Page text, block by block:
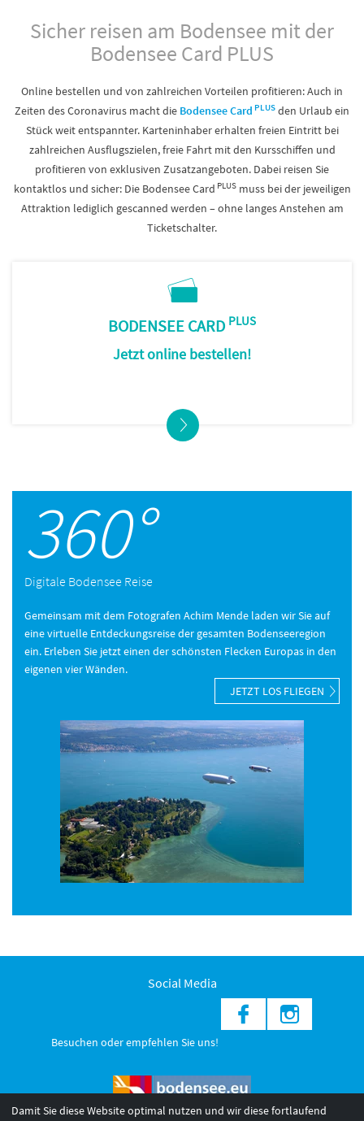
Sicher reisen am Bodensee mit der
Bodensee Card PLUS
Online bestellen und von zahlreichen Vorteilen profitieren: Auch in
Zeiten des Coronavirus macht die Bodensee Card PLUS den Urlaub ein
Stück weit entspannter. Karteninhaber erhalten freien Eintritt bei
zahlreichen Ausflugszielen, freie Fahrt mit den Kursschiffen und
profitieren von exklusiven Zusatzangeboten. Dabei reisen Sie
kontaktlos und sicher: Die Bodensee Card PLUSmuss bei der jeweiligen
Attraktion lediglich gescanned werden – ohne langes Anstehen am
Ticketschalter.
BODENSEE CARD PLUS
Jetzt online bestellen!
360°
Digitale Bodensee Reise
Gemeinsam mit dem Fotografen Achim Mende laden wir Sie auf
eine virtuelle Entdeckungsreise der gesamten Bodenseeregion
ein. Erleben Sie jetzt einen der schönsten Flecken Europas in den
eigenen vier Wänden.
JETZT LOS FLIEGEN
Social Media
Besuchen oder empfehlen Sie uns!
Damit Sie diese Website optimal nutzen und wir diese fortlaufend